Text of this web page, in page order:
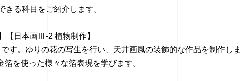
る科目をご紹介します。
日本画Ⅲ-2 植物制作】
す。ゆりの花の写生を行い、天井画風の装飾的な作品を制作しま
を使った様々な箔表現を学びます。